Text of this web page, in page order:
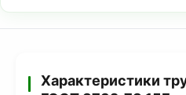
Характеристики